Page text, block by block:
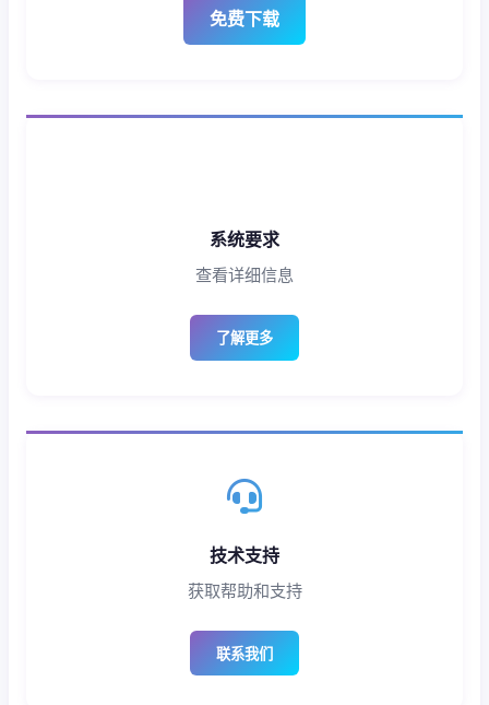
免费下载
系统要求
查看详细信息
了解更多
技术支持
获取帮助和支持
联系我们